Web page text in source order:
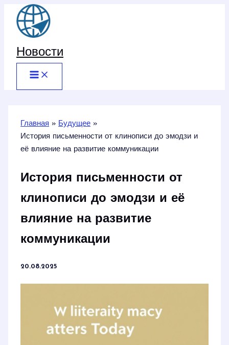
Перейти
содержимому
Новости
Главная
Будущее
История письменности от клинописи до эмодзи и
её влияние на развитие коммуникации
История письменности от
клинописи до эмодзи и её
влияние на развитие
коммуникации
20.08.2025